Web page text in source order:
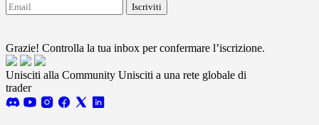
Iscriviti
Grazie! Controlla la tua inbox per confermare l’iscrizione.
Unisciti alla Community Unisciti a una rete globale di
trader